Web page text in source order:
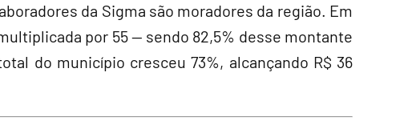
da Sigma são moradores da região. Em
por 55 — sendo 82,5% desse montante
do município cresceu 73%, alcançando R$ 36